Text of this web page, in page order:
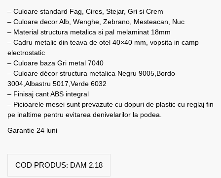
– Culoare standard Fag, Cires, Stejar, Gri si Crem
– Culoare decor Alb, Wenghe, Zebrano, Mesteacan, Nuc
– Material structura metalica si pal melaminat 18mm
– Cadru metalic din teava de otel 40×40 mm, vopsita in camp
electrostatic
– Culoare baza Gri metal 7040
– Culoare décor structura metalica Negru 9005,Bordo
3004,Albastru 5017,Verde 6032
– Finisaj cant ABS integral
– Picioarele mesei sunt prevazute cu dopuri de plastic cu reglaj fin
pe inaltime pentru evitarea denivelarilor la podea.
Garantie 24 luni
COD PRODUS: DAM 2.18